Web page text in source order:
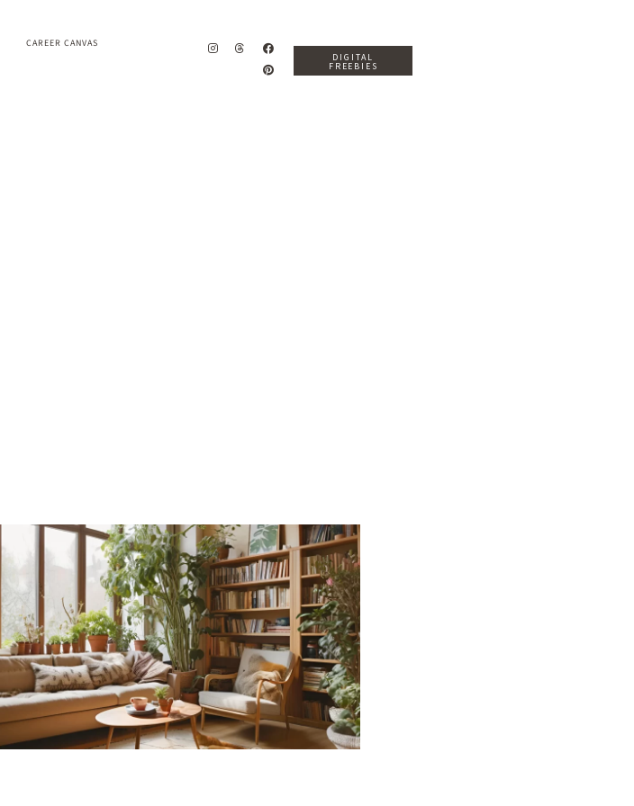
CAREER CANVAS
DIGITAL
FREEBIES